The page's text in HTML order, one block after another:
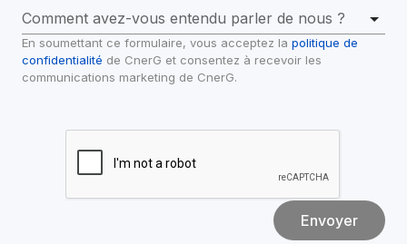
Comment avez-vous entendu parler de nous ?
En soumettant ce formulaire, vous acceptez la politique de
confidentialité de CnerG et consentez à recevoir les
communications marketing de CnerG.
Envoyer